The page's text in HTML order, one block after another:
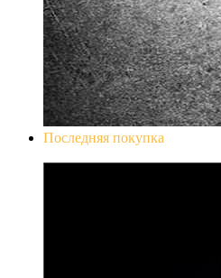
Последняя покупка